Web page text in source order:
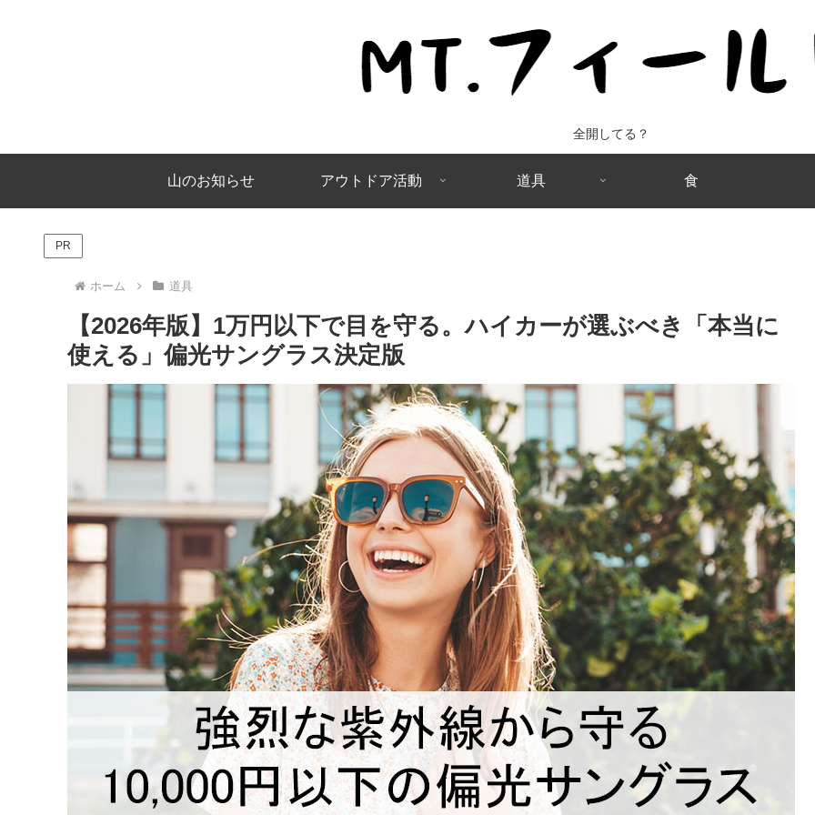
全開してる？
山のお知らせ アウトドア活動 道具 食
PR
ホーム 道具
【2026年版】1万円以下で目を守る。ハイカーが選ぶべき「本当に
使える」偏光サングラス決定版